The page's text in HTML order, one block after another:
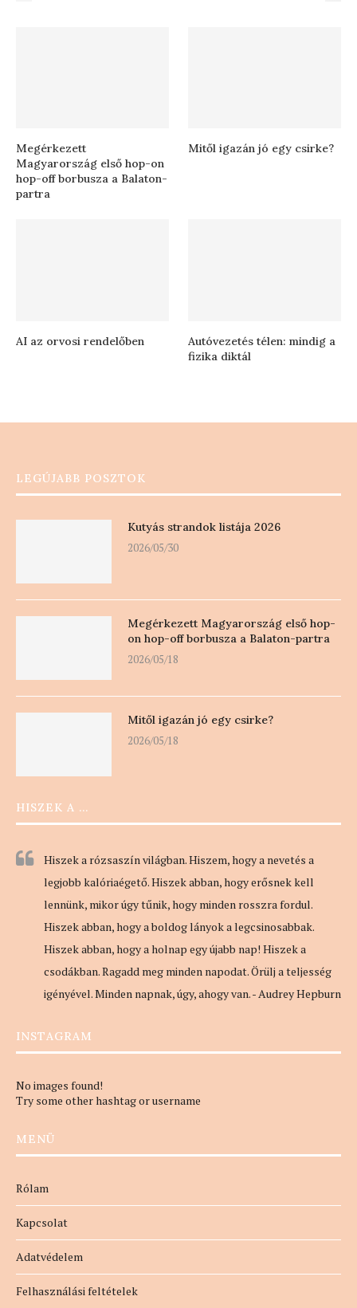
Megérkezett
Magyarország első hop-on
hop-off borbusza a Balaton-
partra
Mitől igazán jó egy csirke?
AI az orvosi rendelőben
Autóvezetés télen: mindig a
fizika diktál
LEGÚJABB POSZTOK
Kutyás strandok listája 2026
2026/05/30
Megérkezett Magyarország első hop-
on hop-off borbusza a Balaton-partra
2026/05/18
Mitől igazán jó egy csirke?
2026/05/18
HISZEK A …
Hiszek a rózsaszín világban. Hiszem, hogy a nevetés a
legjobb kalóriaégető. Hiszek abban, hogy erősnek kell
lennünk, mikor úgy tűnik, hogy minden rosszra fordul.
Hiszek abban, hogy a boldog lányok a legcsinosabbak.
Hiszek abban, hogy a holnap egy újabb nap! Hiszek a
csodákban. Ragadd meg minden napodat. Örülj a teljesség
igényével. Minden napnak, úgy, ahogy van. - Audrey Hepburn
INSTAGRAM
No images found!
Try some other hashtag or username
MENÜ
Rólam
Kapcsolat
Adatvédelem
Felhasználási feltételek